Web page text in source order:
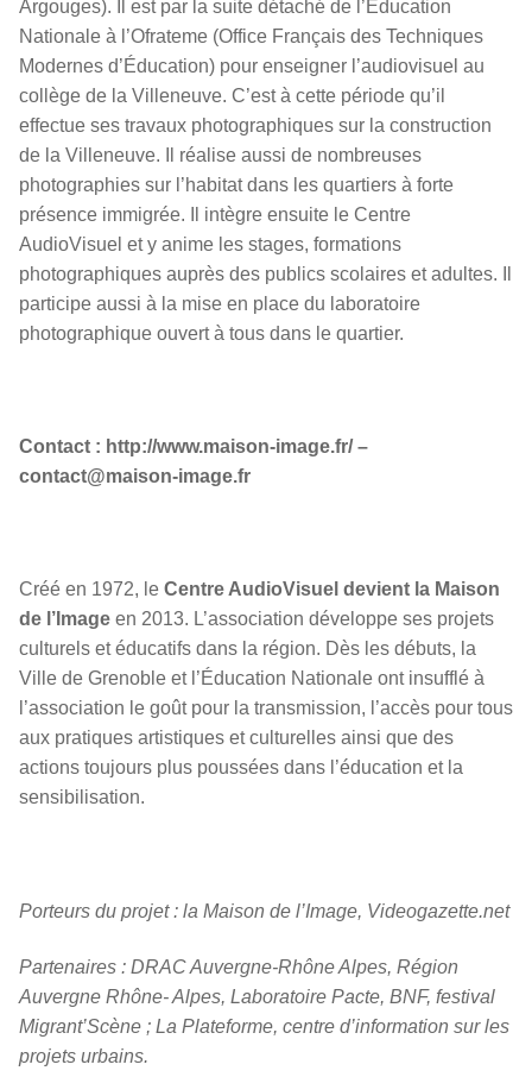
Argouges). Il est par la suite détaché de l’Éducation
Nationale à l’Ofrateme (Office Français des Techniques
Modernes d’Éducation) pour enseigner l’audiovisuel au
collège de la Villeneuve. C’est à cette période qu’il
effectue ses travaux photographiques sur la construction
de la Villeneuve. Il réalise aussi de nombreuses
photographies sur l’habitat dans les quartiers à forte
présence immigrée. Il intègre ensuite le Centre
AudioVisuel et y anime les stages, formations
photographiques auprès des publics scolaires et adultes. Il
participe aussi à la mise en place du laboratoire
photographique ouvert à tous dans le quartier.
Contact : http://www.maison-image.fr/ –
contact@maison-image.fr
Créé en 1972, le Centre AudioVisuel devient la Maison
de l’Image en 2013. L’association développe ses projets
culturels et éducatifs dans la région. Dès les débuts, la
Ville de Grenoble et l’Éducation Nationale ont insufflé à
l’association le goût pour la transmission, l’accès pour tous
aux pratiques artistiques et culturelles ainsi que des
actions toujours plus poussées dans l’éducation et la
sensibilisation.
Porteurs du projet : la Maison de l’Image, Videogazette.net
Partenaires : DRAC Auvergne-Rhône Alpes, Région
Auvergne Rhône- Alpes, Laboratoire Pacte, BNF, festival
Migrant’Scène ; La Plateforme, centre d’information sur les
projets urbains.